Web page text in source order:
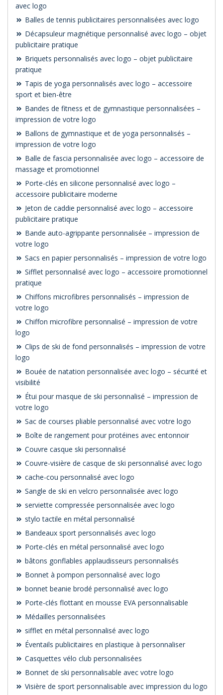
avec logo
Balles de tennis publicitaires personnalisées avec logo
Décapsuleur magnétique personnalisé avec logo – objet
publicitaire pratique
Briquets personnalisés avec logo – objet publicitaire
pratique
Tapis de yoga personnalisés avec logo – accessoire
sport et bien-être
Bandes de fitness et de gymnastique personnalisées –
impression de votre logo
Ballons de gymnastique et de yoga personnalisés –
impression de votre logo
Balle de fascia personnalisée avec logo – accessoire de
massage et promotionnel
Porte-clés en silicone personnalisé avec logo –
accessoire publicitaire moderne
Jeton de caddie personnalisé avec logo – accessoire
publicitaire pratique
Bande auto-agrippante personnalisée – impression de
votre logo
Sacs en papier personnalisés – impression de votre logo
Sifflet personnalisé avec logo – accessoire promotionnel
pratique
Chiffons microfibres personnalisés – impression de
votre logo
Chiffon microfibre personnalisé – impression de votre
logo
Clips de ski de fond personnalisés – impression de votre
logo
Bouée de natation personnalisée avec logo – sécurité et
visibilité
Étui pour masque de ski personnalisé – impression de
votre logo
Sac de courses pliable personnalisé avec votre logo
Boîte de rangement pour protéines avec entonnoir
Couvre casque ski personnalisé
Couvre-visière de casque de ski personnalisé avec logo
cache-cou personnalisé avec logo
Sangle de ski en velcro personnalisée avec logo
serviette compressée personnalisée avec logo
stylo tactile en métal personnalisé
Bandeaux sport personnalisés avec logo
Porte-clés en métal personnalisé avec logo
bâtons gonflables applaudisseurs personnalisés
Bonnet à pompon personnalisé avec logo
bonnet beanie brodé personnalisé avec logo
Porte-clés flottant en mousse EVA personnalisable
Médailles personnalisées
sifflet en métal personnalisé avec logo
Éventails publicitaires en plastique à personnaliser
Casquettes vélo club personnalisées
Bonnet de ski personnalisable avec votre logo
Visière de sport personnalisable avec impression du logo